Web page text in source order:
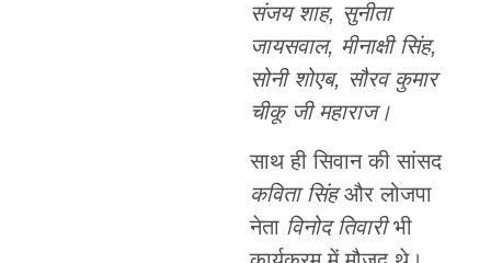
संजय शाह, सुनीता
जायसवाल, मीनाक्षी सिंह,
सोनी शोएब, सौरव कुमार
चीकू जी महाराज।
साथ ही सिवान की सांसद
कविता सिंहऔर लोजपा
नेता विनोद तिवारीभी